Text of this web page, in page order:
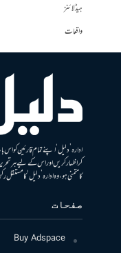
ہیڈلائنز
واقعات
ادارہ ’دلیل‘ اپنے تمام قارئین کو
کر اظہار کریں اور اس کے لیے ہر
کا متمنی ہو، وہ ادارہ ’دلیل‘ کا
صفحات
Buy Adspace